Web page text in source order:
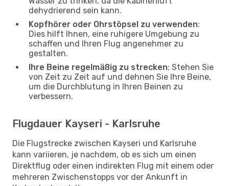
dehydrierend sein kann.
Kopfhörer oder Ohrstöpsel zu verwenden:
Dies hilft Ihnen, eine ruhigere Umgebung zu
schaffen und Ihren Flug angenehmer zu
gestalten.
Ihre Beine regelmäßig zu strecken: Stehen Sie
von Zeit zu Zeit auf und dehnen Sie Ihre Beine,
um die Durchblutung in Ihren Beinen zu
verbessern.
Flugdauer Kayseri - Karlsruhe
Die Flugstrecke zwischen Kayseri und Karlsruhe
kann variieren, je nachdem, ob es sich um einen
Direktflug oder einen indirekten Flug mit einem oder
mehreren Zwischenstopps vor der Ankunft in